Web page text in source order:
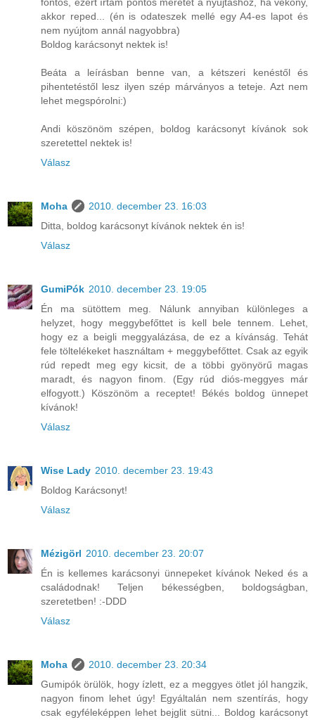
fontos, ezért írtam pontos méretet a nyújtáshoz, ha vékony,
akkor reped... (én is odateszek mellé egy A4-es lapot és
nem nyújtom annál nagyobbra)
Boldog karácsonyt nektek is!
Beáta a leírásban benne van, a kétszeri kenéstől és
pihentetéstől lesz ilyen szép márványos a teteje. Azt nem
lehet megspórolni:)
Andi köszönöm szépen, boldog karácsonyt kívánok sok
szeretettel nektek is!
Válasz
Moha
2010. december 23. 16:03
Ditta, boldog karácsonyt kívánok nektek én is!
Válasz
GumiPók 2010. december 23. 19:05
Én ma sütöttem meg. Nálunk annyiban különleges a
helyzet, hogy meggybefőttet is kell bele tennem. Lehet,
hogy ez a beigli meggyalázása, de ez a kívánság. Tehát
fele töltelékeket használtam + meggybefőttet. Csak az egyik
rúd repedt meg egy kicsit, de a többi gyönyörű magas
maradt, és nagyon finom. (Egy rúd diós-meggyes már
elfogyott.) Köszönöm a receptet! Békés boldog ünnepet
kívánok!
Válasz
Wise Lady 2010. december 23. 19:43
Boldog Karácsonyt!
Válasz
Mézigörl 2010. december 23. 20:07
Én is kellemes karácsonyi ünnepeket kívánok Neked és a
családodnak! Teljen békességben, boldogságban,
szeretetben! :-DDD
Válasz
Moha
2010. december 23. 20:34
Gumipók örülök, hogy ízlett, ez a meggyes ötlet jól hangzik,
nagyon finom lehet úgy! Egyáltalán nem szentírás, hogy
csak egyféleképpen lehet bejglit sütni... Boldog karácsonyt